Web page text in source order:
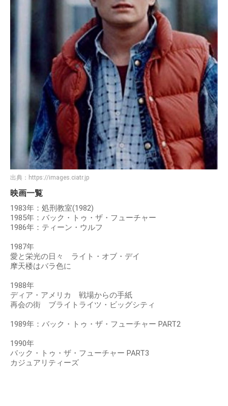
出典： https://images.ciatr.jp
映画一覧
1983年：処刑教室(1982)
1985年：バック・トゥ・ザ・フューチャー
1986年：ティーン・ウルフ
1987年
愛と栄光の日々 ライト・オブ・デイ
摩天楼はバラ色に
1988年
ディア・アメリカ 戦場からの手紙
再会の街 ブライトライツ・ビッグシティ
1989年：バック・トゥ・ザ・フューチャー PART2
1990年
バック・トゥ・ザ・フューチャー PART3
カジュアリティーズ